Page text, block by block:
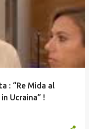
: “Re Mida al
Ucraina” !